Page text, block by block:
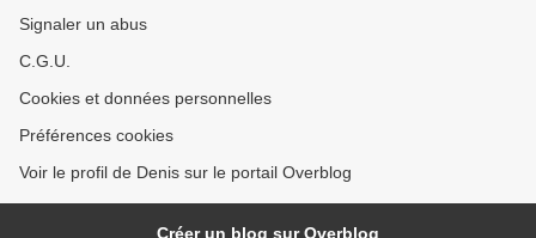
Signaler un abus
C.G.U.
Cookies et données personnelles
Préférences cookies
Voir le profil de Denis sur le portail Overblog
Créer un blog sur Overblog